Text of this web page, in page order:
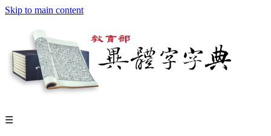
Skip to main content
☰